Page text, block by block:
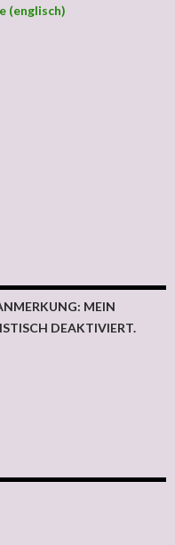
(englisch)
MEIN
DEAKTIVIERT.